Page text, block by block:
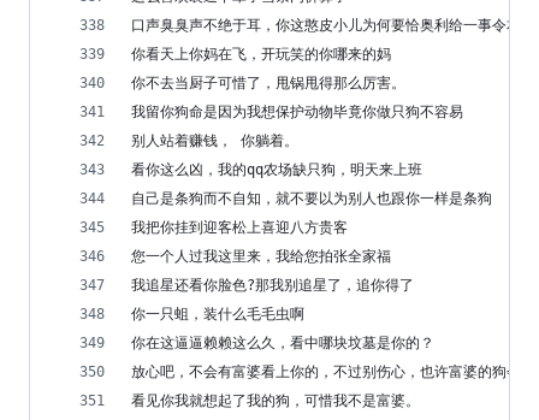
口声臭臭声不绝于耳，你这憨皮小儿为何要恰奥利给一事令本
你看天上你妈在飞，开玩笑的你哪来的妈
你不去当厨子可惜了，甩锅甩得那么厉害。
我留你狗命是因为我想保护动物毕竟你做只狗不容易
别人站着赚钱， 你躺着。
看你这么凶，我的qq农场缺只狗，明天来上班
自己是条狗而不自知，就不要以为别人也跟你一样是条狗
我把你挂到迎客松上喜迎八方贵客
您一个人过我这里来，我给您拍张全家福
我追星还看你脸色?那我别追星了，追你得了
你一只蛆，装什么毛毛虫啊
你在这逼逼赖赖这么久，看中哪块坟墓是你的？
放心吧，不会有富婆看上你的，不过别伤心，也许富婆的狗会
看见你我就想起了我的狗，可惜我不是富婆。